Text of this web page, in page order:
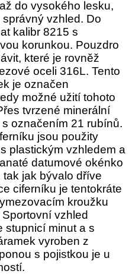
do vysokého lesku,
vzhled. Do
kalibr 8215 s
korunkou. Pouzdro
které je rovněž
oceli 316L. Tento
je označen
možné užití tohoto
tvrzené minerální
označením 21 rubínů.
jsou použity
plastickým vzhledem a
datumové okénko
jak bývalo dříve
ciferníku je tentokráte
kroužku
vzhled
stupnicí minut a s
vyroben z
s pojistkou je u